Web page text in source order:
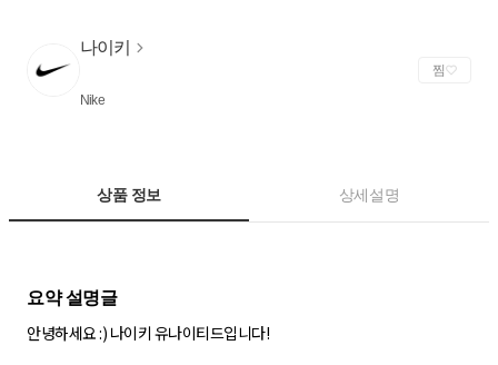
나이키
Nike
찜
상품 정보 상세설명
요약 설명글
안녕하세요 :) 나이키 유나이티드입니다!